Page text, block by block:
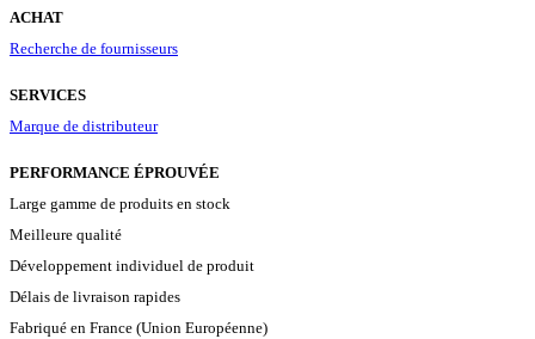
ACHAT
Recherche de fournisseurs
SERVICES
Marque de distributeur
PERFORMANCE ÉPROUVÉE
Large gamme de produits en stock
Meilleure qualité
Développement individuel de produit
Délais de livraison rapides
Fabriqué en France (Union Européenne)